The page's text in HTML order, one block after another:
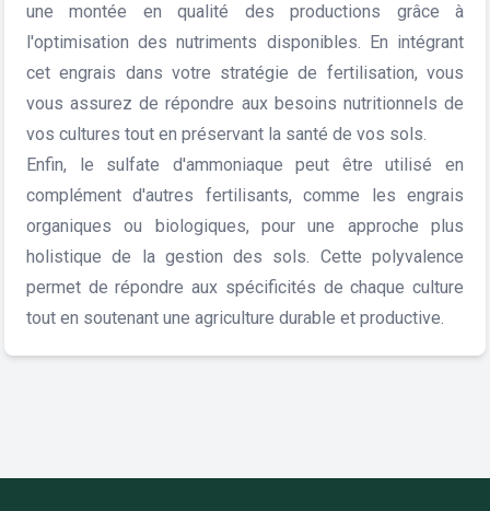
une montée en qualité des productions grâce à
l'optimisation des nutriments disponibles. En intégrant
cet engrais dans votre stratégie de fertilisation, vous
vous assurez de répondre aux besoins nutritionnels de
vos cultures tout en préservant la santé de vos sols.
Enfin, le sulfate d'ammoniaque peut être utilisé en
complément d'autres fertilisants, comme les engrais
organiques ou biologiques, pour une approche plus
holistique de la gestion des sols. Cette polyvalence
permet de répondre aux spécificités de chaque culture
tout en soutenant une agriculture durable et productive.